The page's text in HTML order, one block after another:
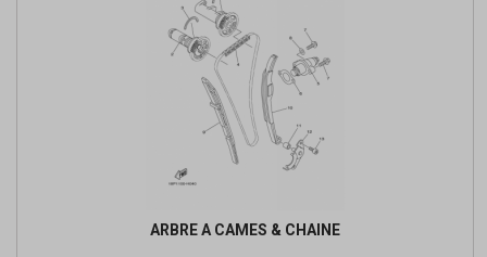
ARBRE A CAMES & CHAINE